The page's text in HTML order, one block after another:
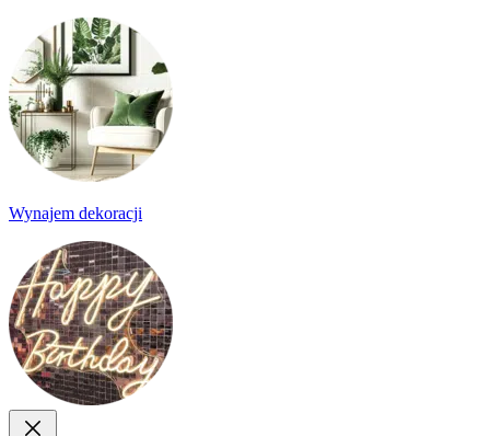
Wynajem dekoracji